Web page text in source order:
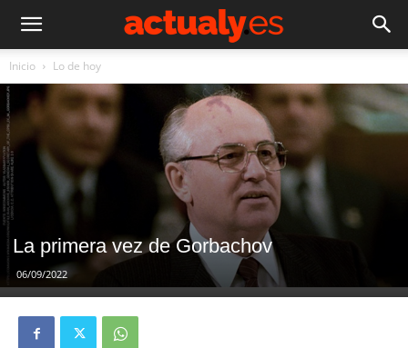
Inicio Lo de hoy
La primera vez de Gorbachov
06/09/2022